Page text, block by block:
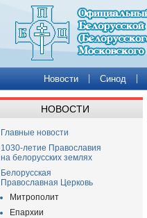
Новости Синод
НОВОСТИ
Главные новости
1030-летие Православия
на белорусских землях
Белорусская
Православная Церковь
Митрополит
Епархии